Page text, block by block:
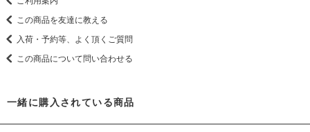
この商品を友達に教える
入荷・予約等、よく頂くご質問
この商品について問い合わせる
一緒に購入されている商品